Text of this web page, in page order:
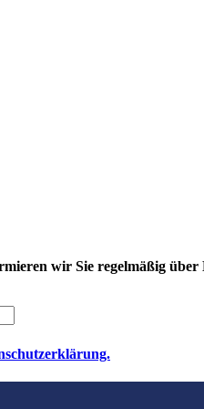
wir Sie regelmäßig über